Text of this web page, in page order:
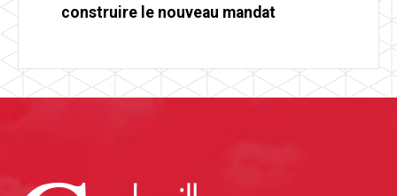
construire le nouveau mandat